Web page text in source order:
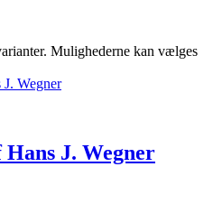
Mulighederne kan vælges
Hans J. Wegner